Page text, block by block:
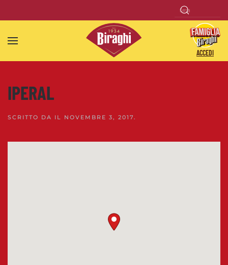
Skip to main content
ACCEDI
IPERAL
SCRITTO DA IL NOVEMBRE 3, 2017.